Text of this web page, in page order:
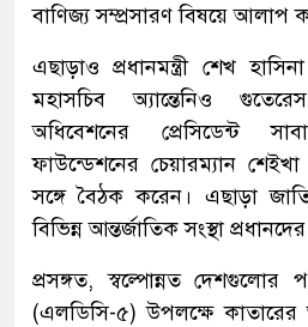
বাণিজ্য সম্প্রসারণ বিষয়ে আলাপ
এছাড়াও প্রধানমন্ত্রী শেখ
মহাসচিব অ্যান্তেনিও
অধিবেশনের প্রেসিডেন্ট
ফাউন্ডেশনের চেয়ারম্যান
সঙ্গে বৈঠক করেন। এছাড়া
বিভিন্ন আন্তর্জাতিক সংস্থা
প্রসঙ্গত, স্বল্পোন্নত দেশগুলোর
(এলডিসি-৫) উপলক্ষে